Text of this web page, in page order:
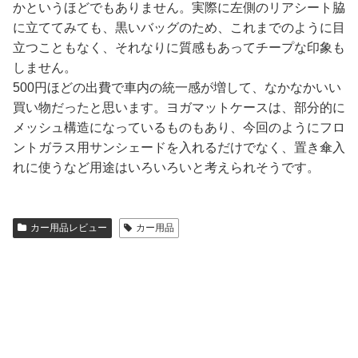
かというほどでもありません。実際に左側のリアシート脇
に立ててみても、黒いバッグのため、これまでのように目
立つこともなく、それなりに質感もあってチープな印象も
しません。
500円ほどの出費で車内の統一感が増して、なかなかいい
買い物だったと思います。ヨガマットケースは、部分的に
メッシュ構造になっているものもあり、今回のようにフロ
ントガラス用サンシェードを入れるだけでなく、置き傘入
れに使うなど用途はいろいろいと考えられそうです。
カー用品レビュー カー用品